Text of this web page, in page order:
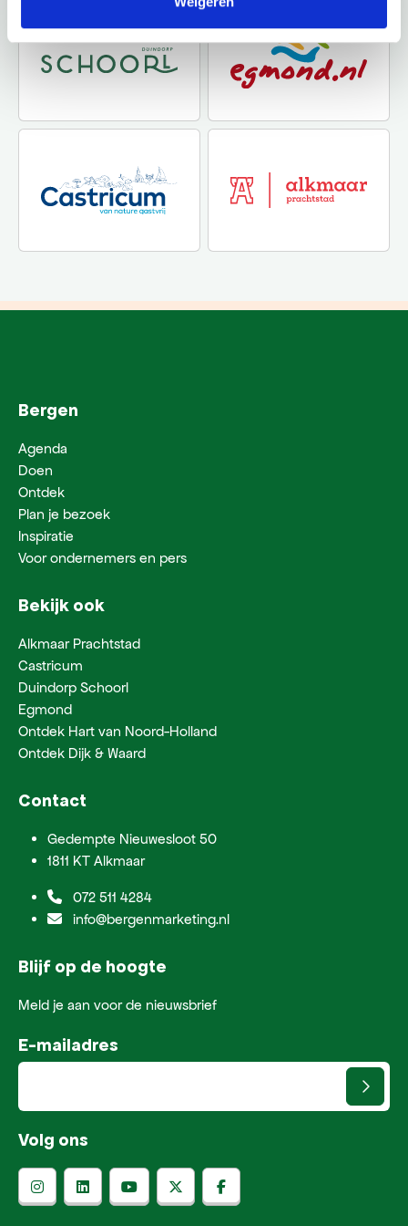
Bergen
Agenda
Doen
Ontdek
Plan je bezoek
Inspiratie
Voor ondernemers en pers
Bekijk ook
Alkmaar Prachtstad
Castricum
Duindorp Schoorl
Egmond
Ontdek Hart van Noord-Holland
Ontdek Dijk & Waard
Contact
Gedempte Nieuwesloot 50
1811 KT Alkmaar
072 511 4284
info@bergenmarketing.nl
Blijf op de hoogte
Meld je aan voor de nieuwsbrief
E-mailadres
Volg ons